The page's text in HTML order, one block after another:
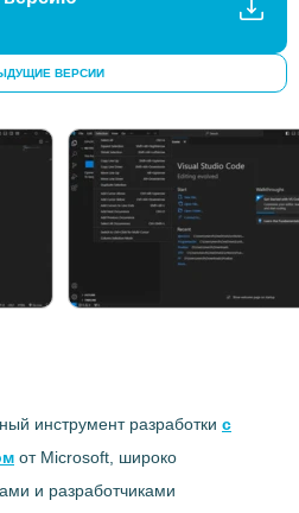
ВЕРСИИ
инструмент разработки с
от Microsoft, широко
и разработчиками